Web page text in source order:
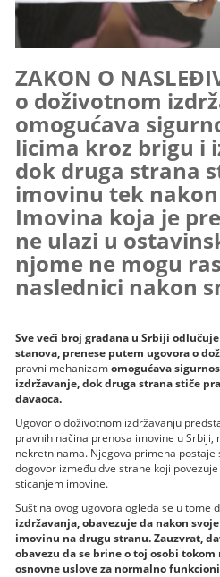
ZAKON O
o doživotnom
omogućava
licima kroz brigu i
dok druga strana
imovinu tek
Imovina koja je
ne ulazi u
njome ne mogu
naslednici nakon
Sve veći broj građana u Srbiji
stanova, prenese putem ugovora o
pravni mehanizamomogućava
izdržavanje, dok druga strana stiče
davaoca.
Ugovor o doživotnom izdržavanju
pravnih načina prenosa imovine u Srbiji,
nekretninama. Njegova primena postaje
dogovor između dve strane koji
sticanjem imovine.
Suština ovog ugovora ogleda se u tome
izdržavanja, obavezuje da nakon
imovinu na drugu stranu. Zauzvrat,
obavezu da se brine o toj osobi
osnovne uslove za normalno